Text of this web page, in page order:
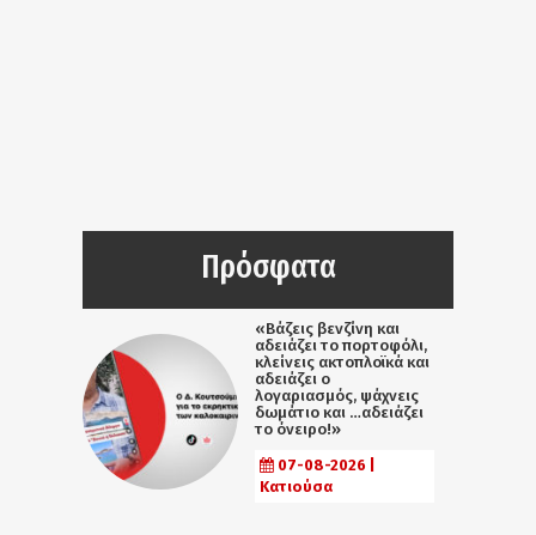
Πρόσφατα
«Βάζεις βενζίνη και
αδειάζει το πορτοφόλι,
κλείνεις ακτοπλοϊκά και
αδειάζει ο
λογαριασμός, ψάχνεις
δωμάτιο και …αδειάζει
το όνειρο!»
07-08-2026 |
Κατιούσα